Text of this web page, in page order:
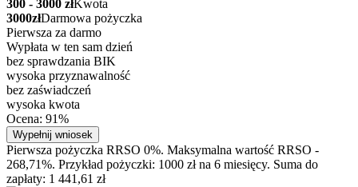
300 - 3000 złKwota
3000złDarmowa pożyczka
Pierwsza za darmo
Wypłata w ten sam dzień
bez sprawdzania BIK
wysoka przyznawalność
bez zaświadczeń
wysoka kwota
Ocena: 91%
Wypełnij wniosek
Pierwsza pożyczka RRSO 0%. Maksymalna wartość RRSO -
268,71%. Przykład pożyczki: 1000 zł na 6 miesięcy. Suma do
zapłaty: 1 441,61 zł